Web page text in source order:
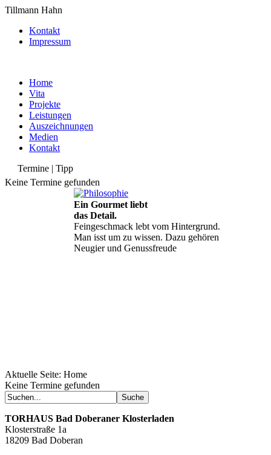
Tillmann Hahn
Kontakt
Impressum
Home
Vita
Projekte
Leistungen
Auszeichnungen
Medien
Kontakt
Termine | Tipp
Keine Termine gefunden
Ein Gourmet liebt
das Detail.
Feingeschmack lebt vom Hintergrund.
Man isst um zu wissen. Dazu gehören
Neugier und Genussfreude
Geheimnisse, die
keine sind.
Ein Potpourri professioneller Rezepte.
regionalen Küche. Nachkochbar, aber
Aktuelle Seite: Home
Keine Termine gefunden
TORHAUS Bad Doberaner Klosterladen
Klosterstraße 1a
18209 Bad Doberan